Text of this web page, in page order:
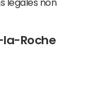
légales non
la-Roche